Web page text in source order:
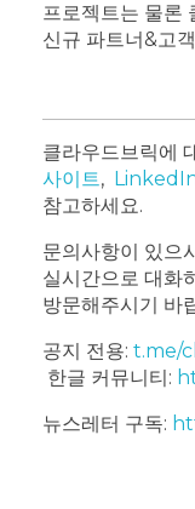
프로젝트는 물론
신규 파트너&고
클라우드브릭에
사이트,
참고하세요.
문의사항이 있으
실시간으로 대화
방문해주시기 바
공지 전용: t.me/
한글 커뮤니티:
뉴스레터 구독: